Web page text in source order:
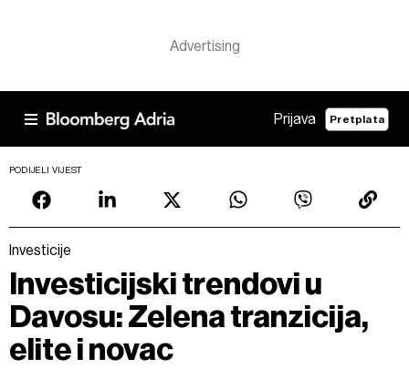
Prijava Pretplata
PODIJELI VIJEST
Investicije
Investicijski trendovi u
Davosu: Zelena tranzicija,
elite i novac